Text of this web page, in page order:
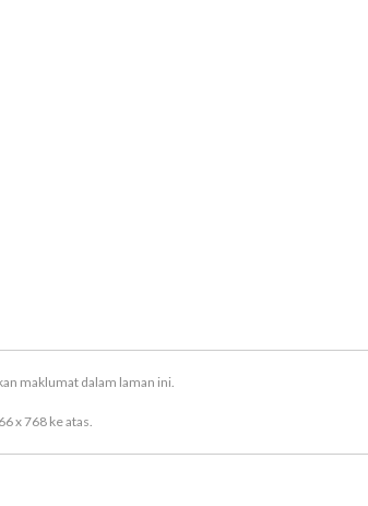
maklumat dalam laman ini.
x 768 ke atas.